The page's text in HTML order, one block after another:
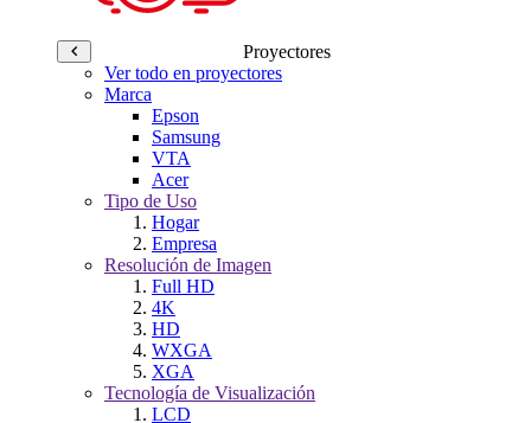
Proyectores
Ver todo en proyectores
Marca
Epson
Samsung
VTA
Acer
Tipo de Uso
Hogar
Empresa
Resolución de Imagen
Full HD
4K
HD
WXGA
XGA
Tecnología de Visualización
LCD